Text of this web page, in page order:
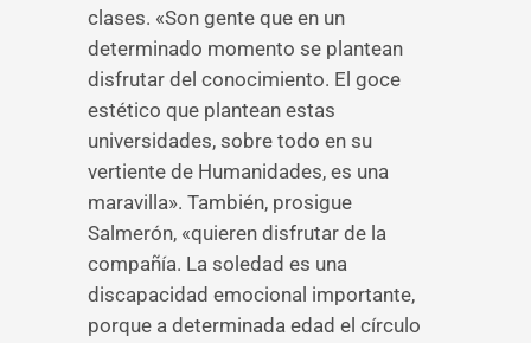
clases. «Son gente que en un
determinado momento se plantean
disfrutar del conocimiento. El goce
estético que plantean estas
universidades, sobre todo en su
vertiente de Humanidades, es una
maravilla». También, prosigue
Salmerón, «quieren disfrutar de la
compañía. La soledad es una
discapacidad emocional importante,
porque a determinada edad el círculo